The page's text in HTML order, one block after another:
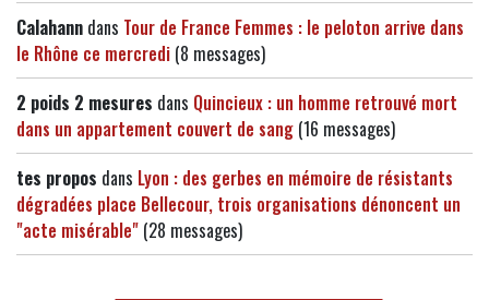
Calahann dans Tour de France Femmes : le peloton arrive dans
le Rhône ce mercredi (8 messages)
2 poids 2 mesures dans Quincieux : un homme retrouvé mort
dans un appartement couvert de sang (16 messages)
tes propos dans Lyon : des gerbes en mémoire de résistants
dégradées place Bellecour, trois organisations dénoncent un
"acte misérable" (28 messages)